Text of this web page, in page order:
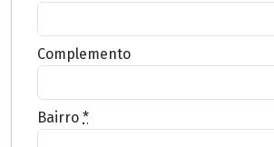
Complemento
Bairro *